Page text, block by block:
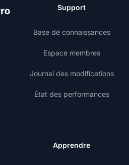
Support
Base de connaissances
Espace membres
Journal des modifications
État des performances
Apprendre